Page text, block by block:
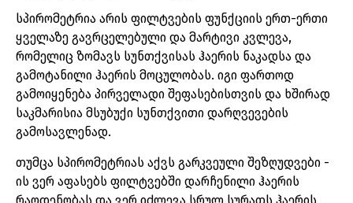
სპირომეტრია არის ფილტვების ფუნქციის ერთ-ერთი
ყველაზე გავრცელებული და მარტივი კვლევა,
რომელიც ზომავს სუნთქვისას ჰაერის ნაკადსა და
გამოტანილი ჰაერის მოცულობას. იგი ფართოდ
გამოიყენება პირველადი შეფასებისთვის და ხშირად
საკმარისია მსუბუქი სუნთქვითი დარღვევების
გამოსავლენად.
თუმცა სპირომეტრიას აქვს გარკვეული შეზღუდვები -
ის ვერ აფასებს ფილტვებში დარჩენილი ჰაერის